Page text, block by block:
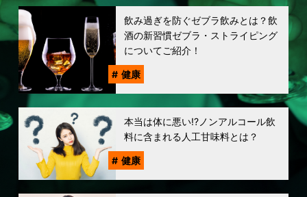
飲み過ぎを防ぐゼブラ飲みとは？飲
酒の新習慣ゼブラ・ストライピング
についてご紹介！
健康
本当は体に悪い!?ノンアルコール飲
料に含まれる人工甘味料とは？
健康